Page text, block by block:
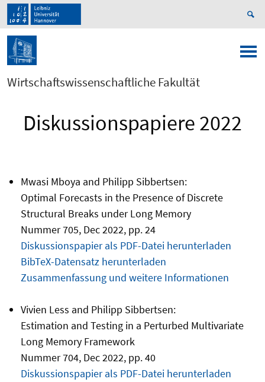
Wirtschaftswissenschaftliche Fakultät
Diskussionspapiere 2022
Mwasi Mboya and Philipp Sibbertsen:
Optimal Forecasts in the Presence of Discrete
Structural Breaks under Long Memory
Nummer 705, Dec 2022, pp. 24
Diskussionspapier als PDF-Datei herunterladen
BibTeX-Datensatz herunterladen
Zusammenfassung und weitere Informationen
Vivien Less and Philipp Sibbertsen:
Estimation and Testing in a Perturbed Multivariate
Long Memory Framework
Nummer 704, Dec 2022, pp. 40
Diskussionspapier als PDF-Datei herunterladen